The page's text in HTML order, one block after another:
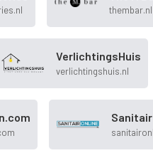
thembar.nl
VerlichtingsHuis
verlichtingshuis.nl
Sanitair